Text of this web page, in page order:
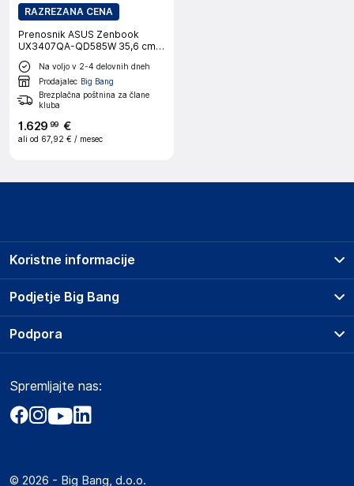
RAZREZANA CENA
Prenosnik ASUS Zenbook
UX3407QA-QD585W 35,6 cm
(14"), SD X1-26-100, 16 GB
RAM, 1 TB SSD, W11H, brez
napajalnika
Na voljo v 2-4 delovnih dneh
Prodajalec Big Bang
Brezplačna poštnina za člane
kluba
1.629 99 €
ali od 67,92 € / mesec
Podjetje Big Bang
O podjetju
Obvestila za javnost
Akt o digitalnih storitvah
Marketplace za partnerje
Koristne informacije
Prodajna mesta
Storitve
Dostava, vnos in odvoz
Zavarovanje izdelkov
Podpora
Marketplace
Kako oddati naročilo?
Spremljajte nas:
© 2026 - Big Bang, d.o.o.